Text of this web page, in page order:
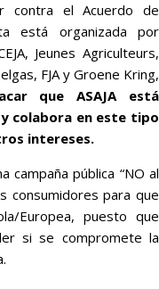
contra el Acuerdo de
está organizada por
Jeunes Agriculteurs,
FJA y Groene Kring,
que ASAJA está
colabora en este tipo
intereses.
campaña pública “NO al
consumidores para que
Europea, puesto que
si se compromete la